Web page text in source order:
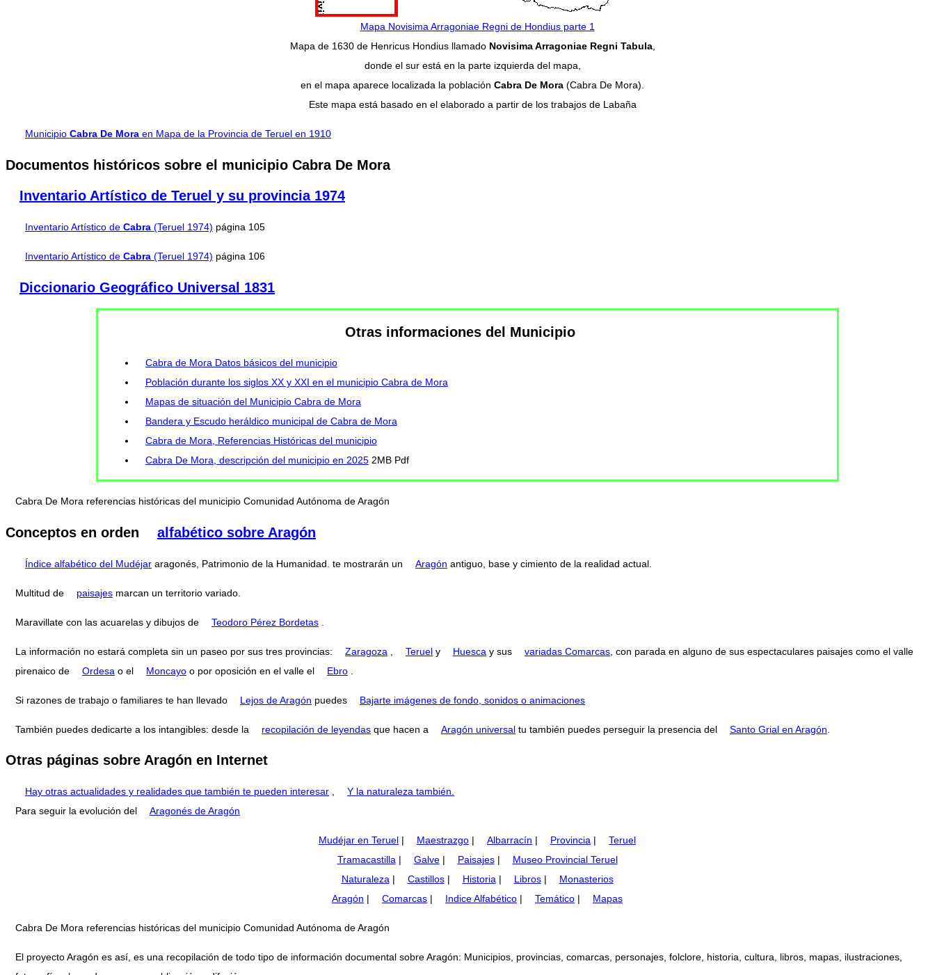
Mapa Novisima Arragoniae Regni de Hondius parte 1
Mapa de 1630 de Henricus Hondius llamado Novisima Arragoniae Regni Tabula,
donde el sur está en la parte izquierda del mapa,
en el mapa aparece localizada la población Cabra De Mora (Cabra De Mora).
Este mapa está basado en el elaborado a partir de los trabajos de Labaña
Municipio Cabra De Mora en Mapa de la Provincia de Teruel en 1910
Documentos históricos sobre el municipio Cabra De Mora
Inventario Artístico de Teruel y su provincia 1974
Inventario Artístico de Cabra (Teruel 1974) página 105
Inventario Artístico de Cabra (Teruel 1974) página 106
Diccionario Geográfico Universal 1831
Otras informaciones del Municipio
Cabra de Mora Datos básicos del municipio
Población durante los siglos XX y XXI en el municipio Cabra de Mora
Mapas de situación del Municipio Cabra de Mora
Bandera y Escudo heráldico municipal de Cabra de Mora
Cabra de Mora, Referencias Históricas del municipio
Cabra De Mora, descripción del municipio en 20252MB Pdf
Cabra De Mora referencias históricas del municipio Comunidad Autónoma de Aragón
Conceptos en orden alfabético sobre Aragón
Índice alfabético del Mudéjar aragonés, Patrimonio de la Humanidad. te mostrarán un Aragón antiguo, base y cimiento de la realidad actual.
Multitud de paisajes marcan un territorio variado.
Maravillate con las acuarelas y dibujos de Teodoro Pérez Bordetas
La información no estará completa sin un paseo por sus tres provincias: Zaragoza Teruel y Huesca y sus variadas Comarcas , con parada en alguno de sus espectaculares paisajes como el valle
pirenaico de
Ordesa o el Moncayo o por oposición en el valle el Ebro
Si razones de trabajo o familiares te han llevado Lejos de Aragón puedes Bajarte imágenes de fondo, sonidos o animaciones
También puedes dedicarte a los intangibles: desde la recopilación de leyendas que hacen a Aragón universal tu también puedes perseguir la presencia del Santo Grial en Aragón
Otras páginas sobre Aragón en Internet
Hay otras actualidades y realidades que también te pueden interesar
Y la naturaleza también.
Para seguir la evolución del
Aragonés de Aragón
Mudéjar en Teruel | Maestrazgo | Albarracín | Provincia |
Teruel
Tramacastilla | Galve| Paisajes|
Museo Provincial Teruel
Naturaleza | Castillos| Historia | Libros|
Monasterios
Aragón | Comarcas | Indice Alfabético | Temático | Mapas
Cabra De Mora referencias históricas del municipio Comunidad Autónoma de Aragón
El proyecto Aragón es así, es una recopilación de todo tipo de información documental sobre Aragón: Municipios, provincias, comarcas, personajes, folclore, historia, cultura, libros, mapas, ilustraciones,